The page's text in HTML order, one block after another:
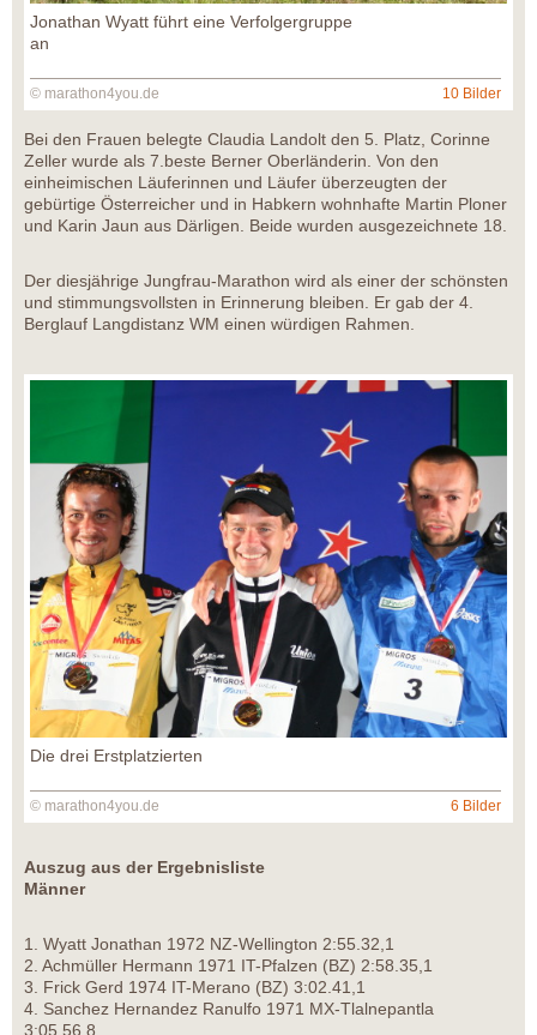
Jonathan Wyatt führt eine Verfolgergruppe
an
© marathon4you.de 10 Bilder
Bei den Frauen belegte Claudia Landolt den 5. Platz, Corinne
Zeller wurde als 7.beste Berner Oberländerin. Von den
einheimischen Läuferinnen und Läufer überzeugten der
gebürtige Österreicher und in Habkern wohnhafte Martin Ploner
und Karin Jaun aus Därligen. Beide wurden ausgezeichnete 18.
Der diesjährige Jungfrau-Marathon wird als einer der schönsten
und stimmungsvollsten in Erinnerung bleiben. Er gab der 4.
Berglauf Langdistanz WM einen würdigen Rahmen.
Die drei Erstplatzierten
© marathon4you.de 6 Bilder
Auszug aus der Ergebnisliste
Männer
1. Wyatt Jonathan 1972 NZ-Wellington 2:55.32,1
2. Achmüller Hermann 1971 IT-Pfalzen (BZ) 2:58.35,1
3. Frick Gerd 1974 IT-Merano (BZ) 3:02.41,1
4. Sanchez Hernandez Ranulfo 1971 MX-Tlalnepantla
3:05.56,8